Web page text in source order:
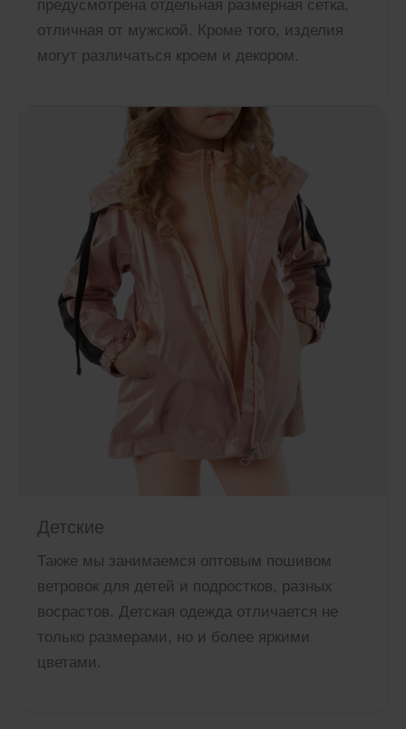
предусмотрена отдельная размерная сетка,
отличная от мужской. Кроме того, изделия
могут различаться кроем и декором.
Детские
Также мы занимаемся оптовым пошивом
ветровок для детей и подростков, разных
восрастов. Детская одежда отличается не
только размерами, но и более яркими
цветами.